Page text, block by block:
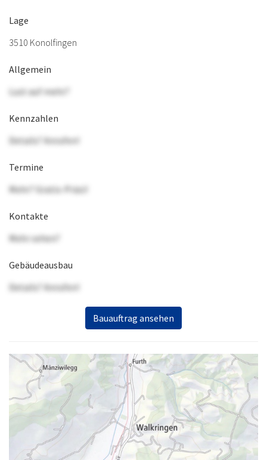
Lage
3510 Konolfingen
Allgemein
Lust auf mehr?
Kennzahlen
Details? Anrufen!
Termine
Mehr? Gratis-Präsi!
Kontakte
Mehr sehen?
Gebäudeausbau
Details? Anrufen!
Bauauftrag ansehen